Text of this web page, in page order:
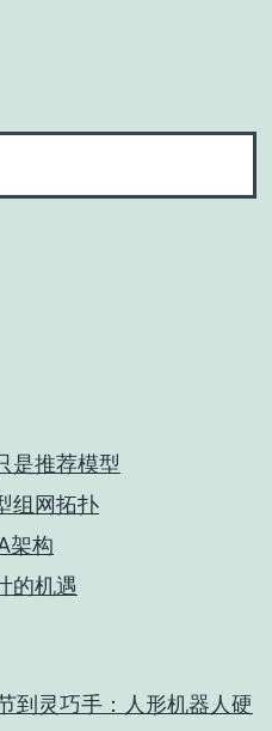
是推荐模型
组网拓扑
架构
的机遇
到灵巧手：人形机器人硬